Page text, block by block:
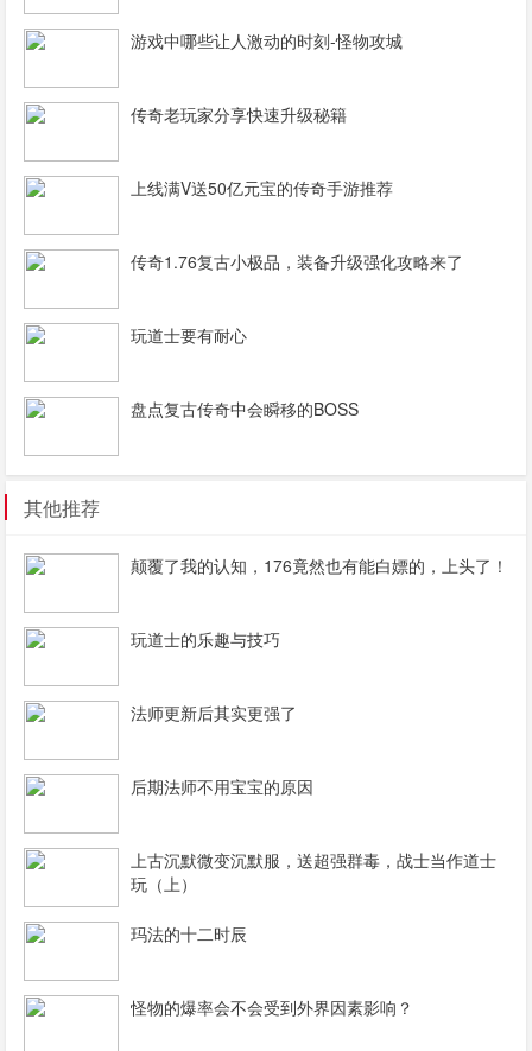
游戏中哪些让人激动的时刻-怪物攻城
传奇老玩家分享快速升级秘籍
上线满V送50亿元宝的传奇手游推荐
传奇1.76复古小极品，装备升级强化攻略来了
玩道士要有耐心
盘点复古传奇中会瞬移的BOSS
其他推荐
颠覆了我的认知，176竟然也有能白嫖的，上头了！
玩道士的乐趣与技巧
法师更新后其实更强了
后期法师不用宝宝的原因
上古沉默微变沉默服，送超强群毒，战士当作道士
玩（上）
玛法的十二时辰
怪物的爆率会不会受到外界因素影响？